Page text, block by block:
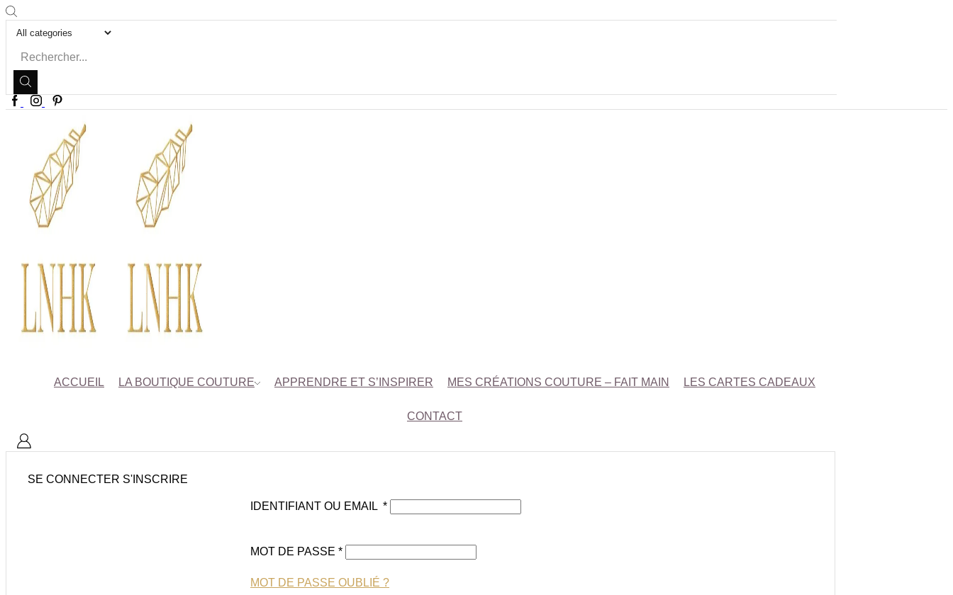
ACCUEIL LA BOUTIQUE COUTURE APPRENDRE ET S’INSPIRER MES CRÉATIONS COUTURE – FAIT MAIN LES CARTES CADEAUX
CONTACT
SE CONNECTER S'INSCRIRE
IDENTIFIANT OU EMAIL *
MOT DE PASSE *
MOT DE PASSE OUBLIÉ ?